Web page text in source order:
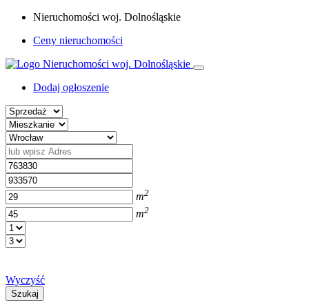
Nieruchomości woj. Dolnośląskie
Ceny nieruchomości
Dodaj ogłoszenie
m2
m2
Wyczyść
Szukaj